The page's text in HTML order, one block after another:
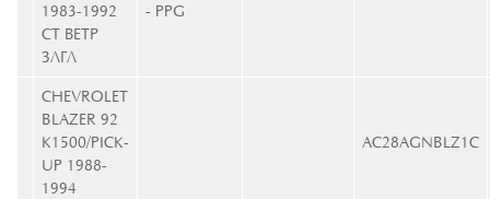
1983-1992
СТ ВЕТР
ЗЛГЛ
- PPG
CHEVROLET
BLAZER 92
К1500/PICK-
UP 1988-
1994
AC28AGNBLZ1C